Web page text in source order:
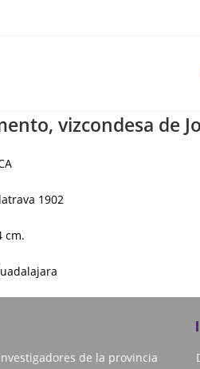
vizcondesa de
1902
cm.
de la provincia